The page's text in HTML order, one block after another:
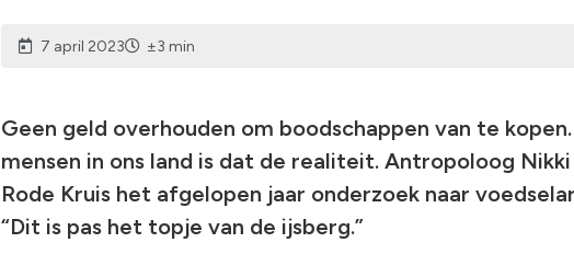
7 april 2023 ±3 min
Geen geld overhouden om boodschappen van te
mensen in ons land is dat de realiteit. Antropoloog
Rode Kruis het afgelopen jaar onderzoek naar
“Dit is pas het topje van de ijsberg.”